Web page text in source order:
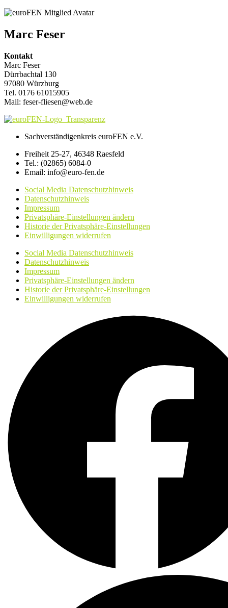
Marc Feser
Kontakt
Marc Feser
Dürrbachtal 130
97080 Würzburg
Tel. 0176 61015905
Mail: feser-fliesen@web.de
Sachverständigenkreis euroFEN e.V.
Freiheit 25-27, 46348 Raesfeld
Tel.: (02865) 6084-0
Email: info@euro-fen.de
Social Media Datenschutzhinweis
Datenschutzhinweis
Impressum
Privatsphäre-Einstellungen ändern
Historie der Privatsphäre-Einstellungen
Einwilligungen widerrufen
Social Media Datenschutzhinweis
Datenschutzhinweis
Impressum
Privatsphäre-Einstellungen ändern
Historie der Privatsphäre-Einstellungen
Einwilligungen widerrufen